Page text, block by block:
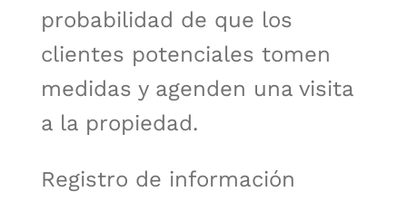
probabilidad de que los
clientes potenciales tomen
medidas y agenden una visita
a la propiedad.
Registro de información